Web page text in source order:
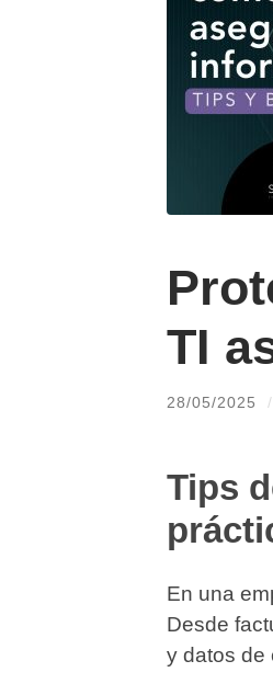
TI
28/05/2025 /
Tips
En una
Desde
y datos de